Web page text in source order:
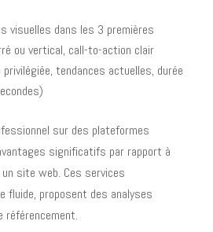
visuelles dans les 3 premières
ou vertical, call-to-action clair
tendances actuelles, durée
sur des plateformes
significatifs par rapport à
site web. Ces services
fluide, proposent des analyses